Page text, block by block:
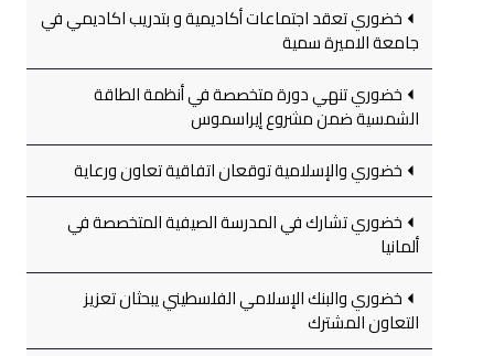
خضوري تعقد اجتماعات أكاديمية و بتدريب اكاديمي في
جامعة الاميرة سمية
خضوري تنهي دورة متخصصة في أنظمة الطاقة
الشمسية ضمن مشروع إيراسموس
خضوري والإسلامية توقعان اتفاقية تعاون ورعاية
خضوري تشارك في المدرسة الصيفية المتخصصة في
ألمانيا
خضوري والبنك الإسلامي الفلسطيني يبحثان تعزيز
التعاون المشترك